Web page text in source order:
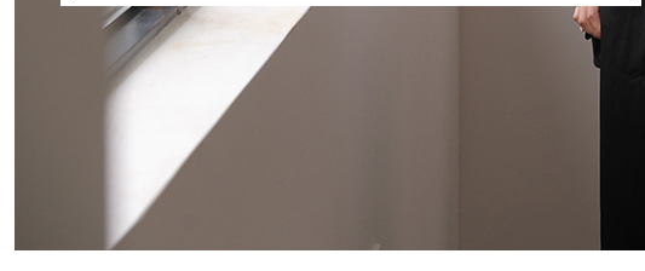
현재의 메세지창을 다시 표시하지 않음